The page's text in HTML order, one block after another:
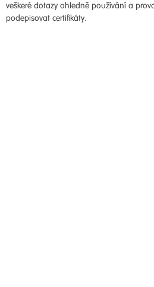
veškeré dotazy ohledně používání a
podepisovat certifikáty.